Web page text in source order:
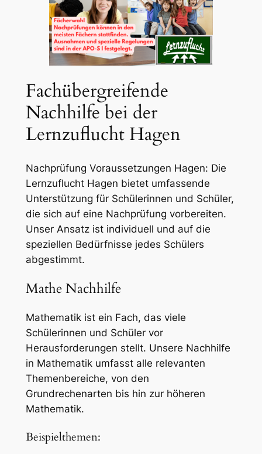
Fachübergreifende
Nachhilfe bei der
Lernzuflucht Hagen
Nachprüfung Voraussetzungen Hagen: Die
Lernzuflucht Hagen bietet umfassende
Unterstützung für Schülerinnen und Schüler,
die sich auf eine Nachprüfung vorbereiten.
Unser Ansatz ist individuell und auf die
speziellen Bedürfnisse jedes Schülers
abgestimmt.
Mathe Nachhilfe
Mathematik ist ein Fach, das viele
Schülerinnen und Schüler vor
Herausforderungen stellt. Unsere Nachhilfe
in Mathematik umfasst alle relevanten
Themenbereiche, von den
Grundrechenarten bis hin zur höheren
Mathematik.
Beispielthemen: